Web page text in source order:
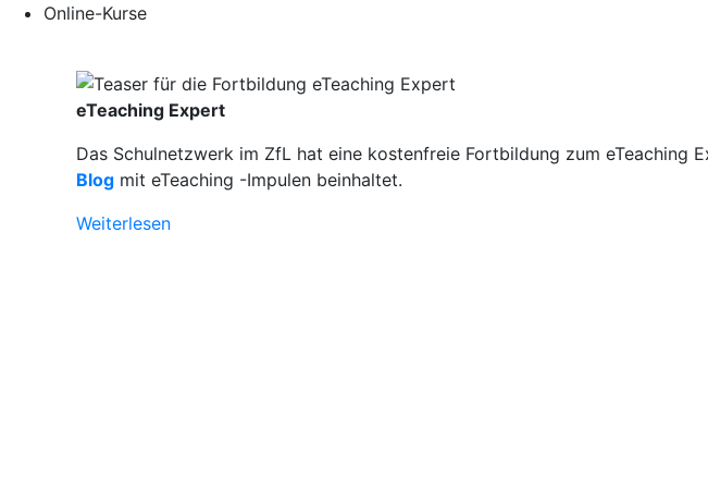
Online-Kurse
eTeaching Expert
Das Schulnetzwerk im ZfL hat eine kostenfreie Fortbildung zum eTeaching
Blog mit eTeaching -Impulen beinhaltet.
Weiterlesen